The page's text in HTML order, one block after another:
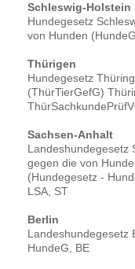
Schleswig-Holstein
Hundegesetz
von Hunden
Thürigen
Hundegesetz
(ThürTierGefG)
Sachsen-Anhalt
Landeshundegesetz
gegen die von
(Hundegesetz -
LSA, ST
Berlin
Landeshundegesetz
HundeG, BE